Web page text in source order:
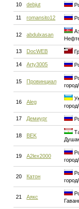
10 debjut
11 romansito12
12 abdulxasan
13 DocWEB
14 Arty3005
15 Провинциал
16 Aleg
17 Демиург
18 BEK
19 A2lex2000
20 Катон
21 Аякс